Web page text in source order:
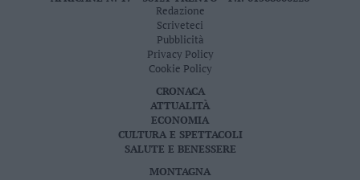
Redazione
Scriveteci
Pubblicità
Privacy Policy
Cookie Policy
CRONACA
ATTUALITÀ
ECONOMIA
CULTURA E SPETTACOLI
SALUTE E BENESSERE
MONTAGNA